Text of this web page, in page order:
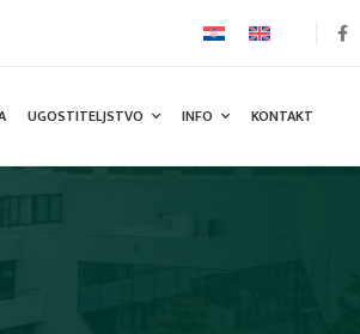
UGOSTITELJSTVO INFO KONTAKT